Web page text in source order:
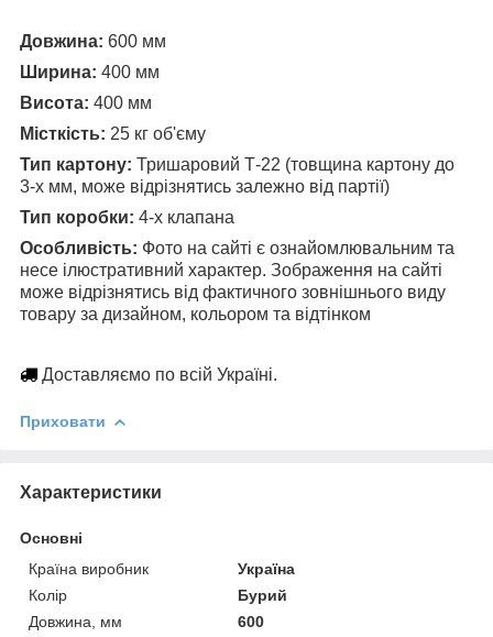
Довжина: 600 мм
Ширина: 400 мм
Висота: 400 мм
Місткість: 25 кг об'єму
Тип картону: Тришаровий Т-22 (товщина картону до
3-х мм, може відрізнятись залежно від партії)
Тип коробки: 4-х клапана
Особливість: Фото на сайті є ознайомлювальним та
несе ілюстративний характер. Зображення на сайті
може відрізнятись від фактичного зовнішнього виду
товару за дизайном, кольором та відтінком
Доставляємо по всій Україні.
Приховати
Характеристики
Основні
Країна виробник
Україна
Колір
Бурий
Довжина, мм
600